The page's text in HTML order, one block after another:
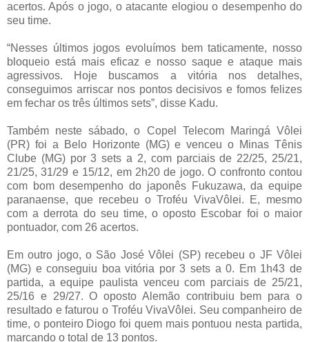
acertos. Após o jogo, o atacante elogiou o desempenho do
seu time.
“Nesses últimos jogos evoluímos bem taticamente, nosso
bloqueio está mais eficaz e nosso saque e ataque mais
agressivos. Hoje buscamos a vitória nos detalhes,
conseguimos arriscar nos pontos decisivos e fomos felizes
em fechar os três últimos sets”, disse Kadu.
Também neste sábado, o Copel Telecom Maringá Vôlei
(PR) foi a Belo Horizonte (MG) e venceu o Minas Tênis
Clube (MG) por 3 sets a 2, com parciais de 22/25, 25/21,
21/25, 31/29 e 15/12, em 2h20 de jogo. O confronto contou
com bom desempenho do japonês Fukuzawa, da equipe
paranaense, que recebeu o Troféu VivaVôlei. E, mesmo
com a derrota do seu time, o oposto Escobar foi o maior
pontuador, com 26 acertos.
Em outro jogo, o São José Vôlei (SP) recebeu o JF Vôlei
(MG) e conseguiu boa vitória por 3 sets a 0. Em 1h43 de
partida, a equipe paulista venceu com parciais de 25/21,
25/16 e 29/27. O oposto Alemão contribuiu bem para o
resultado e faturou o Troféu VivaVôlei. Seu companheiro de
time, o ponteiro Diogo foi quem mais pontuou nesta partida,
marcando o total de 13 pontos.